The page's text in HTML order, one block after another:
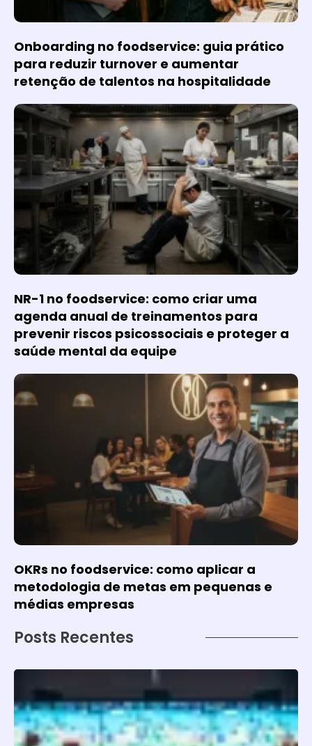
Onboarding no foodservice: guia prático
para reduzir turnover e aumentar
retenção de talentos na hospitalidade
NR-1 no foodservice: como criar uma
agenda anual de treinamentos para
prevenir riscos psicossociais e proteger a
saúde mental da equipe
OKRs no foodservice: como aplicar a
metodologia de metas em pequenas e
médias empresas
Posts Recentes